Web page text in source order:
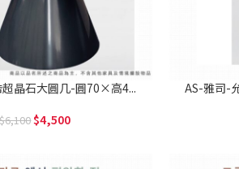
晶石大圓几-圓70×高4...
6,100 4,500
AS-雅司-